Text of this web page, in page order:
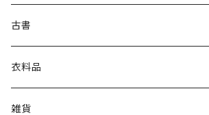
絵本・児童書
娯楽・エンターテインメント
古書
古書セット
美術
衣料品
POLEWARDS
雑貨